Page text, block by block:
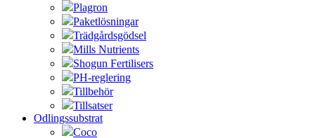
Plagron
Paketlösningar
Trädgårdsgödsel
Mills Nutrients
Shogun Fertilisers
PH-reglering
Tillbehör
Tillsatser
Odlingssubstrat
Coco